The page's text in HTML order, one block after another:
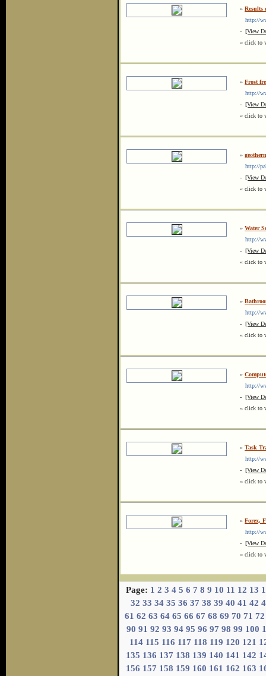
» Results
http://
- [View
« click to
» Frost
http://
- [View
« click to
»
http://
- [View
« click to
» Water
http://
- [View
« click to
»
http://
- [View
« click to
»
http://
- [View
« click to
» Task
http://
- [View
« click to
» Forex,
http://
- [View
« click to
Page: 1 2 3 4 5 6 7 8 9 10 11 12 13
32 33 34 35 36 37 38 39 40 41 42
61 62 63 64 65 66 67 68 69 70 71 72
90 91 92 93 94 95 96 97 98 99 100
114 115 116 117 118 119 120 121
135 136 137 138 139 140 141 142
156 157 158 159 160 161 162 163